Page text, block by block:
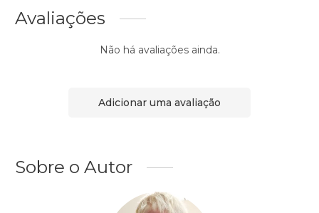
Avaliações
Não há avaliações ainda.
Adicionar uma avaliação
Sobre o Autor